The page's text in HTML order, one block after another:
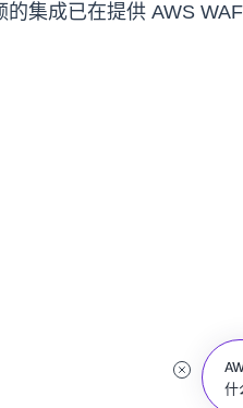
的集成已在提供 AWS
什